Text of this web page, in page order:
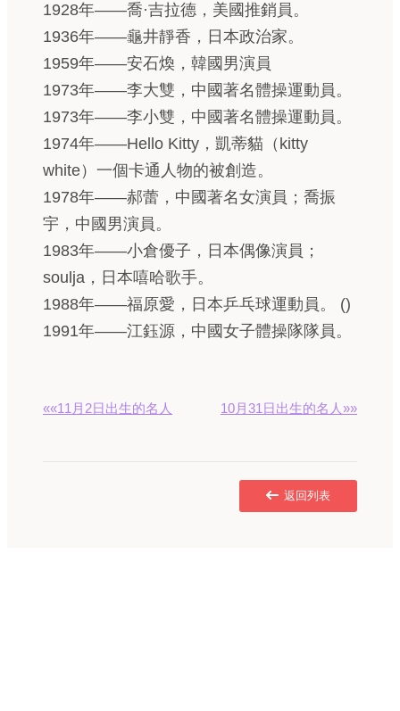
1928年——喬·吉拉德，美國推銷員。
1936年——龜井靜香，日本政治家。
1959年——安石煥，韓國男演員
1973年——李大雙，中國著名體操運動員。
1973年——李小雙，中國著名體操運動員。
1974年——Hello Kitty，凱蒂貓（kitty
white）一個卡通人物的被創造。
1978年——郝蕾，中國著名女演員；喬振
宇，中國男演員。
1983年——小倉優子，日本偶像演員；
soulja，日本嘻哈歌手。
1988年——福原愛，日本乒乓球運動員。 ()
1991年——江鈺源，中國女子體操隊隊員。
««11月2日出生的名人 10月31日出生的名人»»
返回列表